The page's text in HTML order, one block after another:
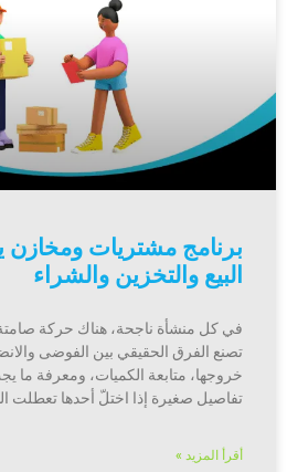
برنامج مشتريات ومخازن
البيع والتخزين والشراء
في كل منشأة ناجحة، هناك حركة صامتة
تصنع الفرق الحقيقي بين الفوضى
خروجها، متابعة الكميات، ومعرفة ما
تفاصيل صغيرة إذا اختلّ أحدها تعطلت
أقرأ المزيد »